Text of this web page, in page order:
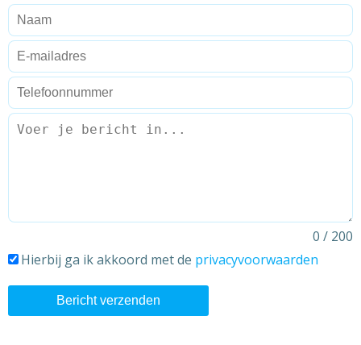
0 / 200
Hierbij ga ik akkoord met de privacyvoorwaarden
Bericht verzenden